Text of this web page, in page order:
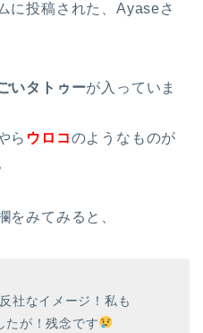
に投稿された、Ayaseさ
いタトゥーが入っていま
ら ウロコのようなものが
をみてみると、
社なイメージ！私も
たが！残念です